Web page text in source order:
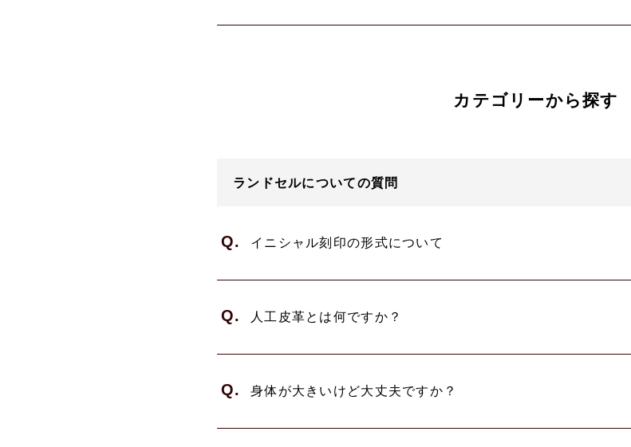
カテゴリーから探す
ランドセルについての質問
Q. イニシャル刻印の形式について
Q. 人工皮革とは何ですか？
Q. 身体が大きいけど大丈夫ですか？